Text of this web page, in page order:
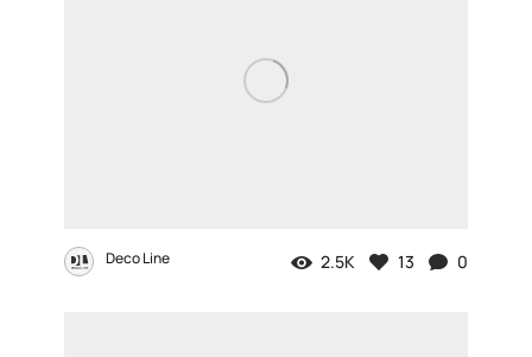
Deco Line 2.5K 13 0